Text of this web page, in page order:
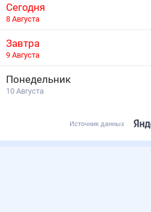
Сегодня
8 Августа
Завтра
9 Августа
Понедельник
10 Августа
Источник данных